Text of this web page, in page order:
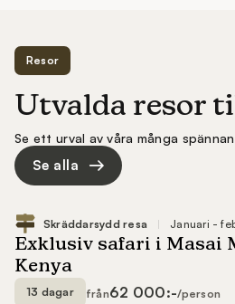
Resor
Utvalda resor
Se ett urval av våra många
Se alla
13 dagar från62 000:-/person